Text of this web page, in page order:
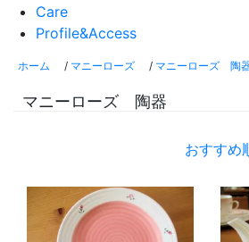
Care
Profile&Access
ホーム / マニーローズ / マニーローズ 陶
マニーローズ 陶器
おすすめ